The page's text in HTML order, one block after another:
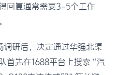
回复通常需要3-5个工作
调研后，决定通过华强北渠
首先在1688平台上搜索“汽